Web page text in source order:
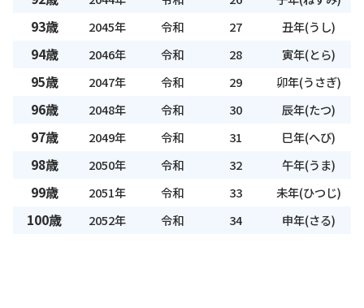
93歳 2045年 令和 27 丑年(うし)
94歳 2046年 令和 28 寅年(とら)
95歳 2047年 令和 29 卯年(うさぎ)
96歳 2048年 令和 30 辰年(たつ)
97歳 2049年 令和 31 巳年(へび)
98歳 2050年 令和 32 午年(うま)
99歳 2051年 令和 33 未年(ひつじ)
100歳 2052年 令和 34 申年(さる)